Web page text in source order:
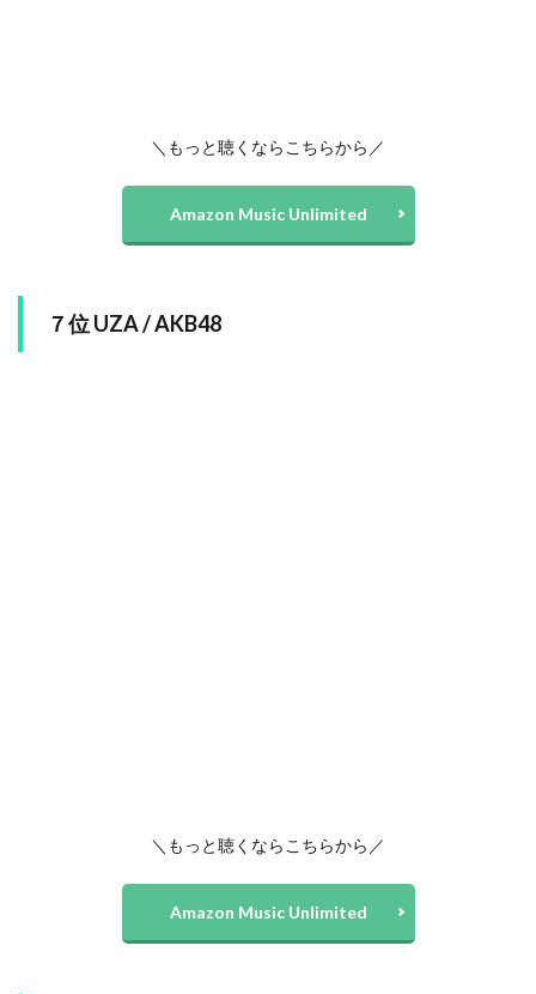
＼もっと聴くならこちらから／
Amazon Music Unlimited
７位 UZA / AKB48
＼もっと聴くならこちらから／
Amazon Music Unlimited